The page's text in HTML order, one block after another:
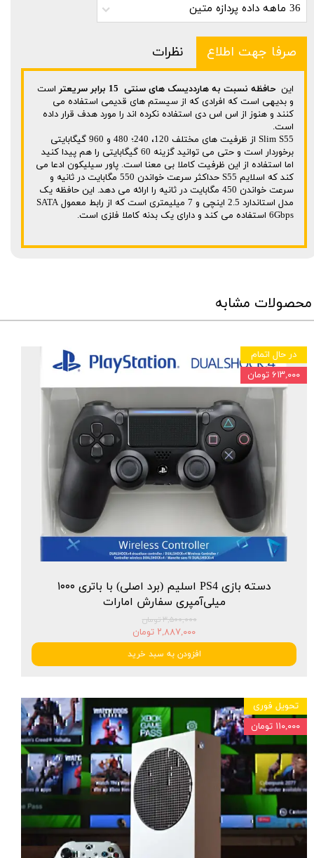
36 ماهه داده پردازه متین
صرفا جهت اطلاع نظرات
این حافظه نسبت به هارددیسک های سنتی 15 برابر سریعتر
است
و بدیهی است که افرادی که از سیستم های قدیمی استفاده می
کنند و هنوز از اس اس دی استفاده نکرده اند را مورد هدف قرار داده
است.
Slim S55 از ظرفیت های مختلف 120، 240؛ 480 و 960 گیگابایتی
برخوردار است و حتی می توانید گزینه 60 گیگابایتی را هم پیدا کنید
اما استفاده از این ظرفیت کاملا بی معنا است. پاور سیلیکون ادعا می
کند که اسلایم S55 حداکثر سرعت خواندن 550 مگابایت در ثانیه و
سرعت خواندن 450 مگابایت در ثانیه را ارائه می دهد. این حافظه یک
مدل استاندارد 2.5 اینچی و 7 میلیمتری است که از رابط معمول SATA
6Gbps استفاده می کند و دارای یک بدنه کاملا فلزی است.
محصولات مشابه
دسته بازی PS4 اسلیم (برد اصلی) با باتری ۱۰۰۰
میلی‌آمپری سفارش امارات
۳,۵۰۰,۰۰۰ تومان
۲,۸۸۷,۰۰۰ تومان
افزودن به سبد خرید
در حال اتمام
۶۱۳,۰۰۰ تومان
تحویل فوری
۱۱۰,۰۰۰ تومان